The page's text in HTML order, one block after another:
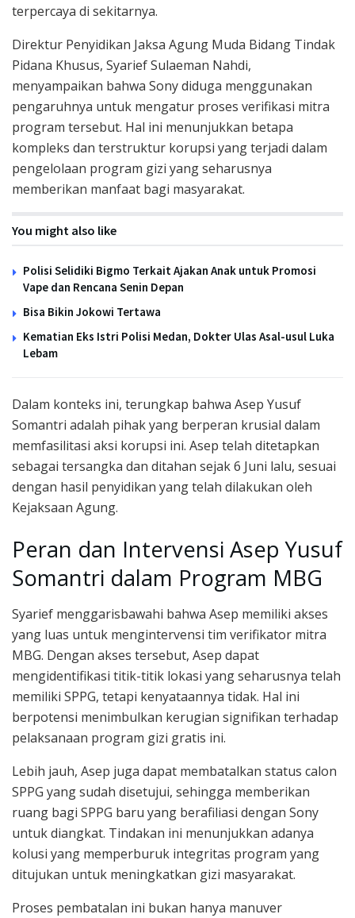
terpercaya di sekitarnya.
Direktur Penyidikan Jaksa Agung Muda Bidang Tindak
Pidana Khusus, Syarief Sulaeman Nahdi,
menyampaikan bahwa Sony diduga menggunakan
pengaruhnya untuk mengatur proses verifikasi mitra
program tersebut. Hal ini menunjukkan betapa
kompleks dan terstruktur korupsi yang terjadi dalam
pengelolaan program gizi yang seharusnya
memberikan manfaat bagi masyarakat.
You might also like
Polisi Selidiki Bigmo Terkait Ajakan Anak untuk Promosi
Vape dan Rencana Senin Depan
Bisa Bikin Jokowi Tertawa
Kematian Eks Istri Polisi Medan, Dokter Ulas Asal-usul Luka
Lebam
Dalam konteks ini, terungkap bahwa Asep Yusuf
Somantri adalah pihak yang berperan krusial dalam
memfasilitasi aksi korupsi ini. Asep telah ditetapkan
sebagai tersangka dan ditahan sejak 6 Juni lalu, sesuai
dengan hasil penyidikan yang telah dilakukan oleh
Kejaksaan Agung.
Peran dan Intervensi Asep Yusuf
Somantri dalam Program MBG
Syarief menggarisbawahi bahwa Asep memiliki akses
yang luas untuk mengintervensi tim verifikator mitra
MBG. Dengan akses tersebut, Asep dapat
mengidentifikasi titik-titik lokasi yang seharusnya telah
memiliki SPPG, tetapi kenyataannya tidak. Hal ini
berpotensi menimbulkan kerugian signifikan terhadap
pelaksanaan program gizi gratis ini.
Lebih jauh, Asep juga dapat membatalkan status calon
SPPG yang sudah disetujui, sehingga memberikan
ruang bagi SPPG baru yang berafiliasi dengan Sony
untuk diangkat. Tindakan ini menunjukkan adanya
kolusi yang memperburuk integritas program yang
ditujukan untuk meningkatkan gizi masyarakat.
Proses pembatalan ini bukan hanya manuver